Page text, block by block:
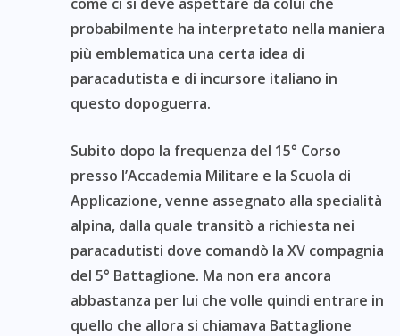
probabilmente ha interpretato nella maniera
più emblematica una certa idea di
paracadutista e di incursore italiano in
questo dopoguerra.
Subito dopo la frequenza del 15° Corso
presso l’Accademia Militare e la Scuola di
Applicazione, venne assegnato alla specialità
alpina, dalla quale transitò a richiesta nei
paracadutisti dove comandò la XV compagnia
del 5° Battaglione. Ma non era ancora
abbastanza per lui che volle quindi entrare in
quello che allora si chiamava Battaglione